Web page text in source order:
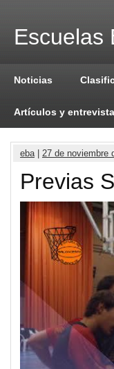
Escuelas
Noticias
Artículos y
eba| 27 de noviembre
Previas